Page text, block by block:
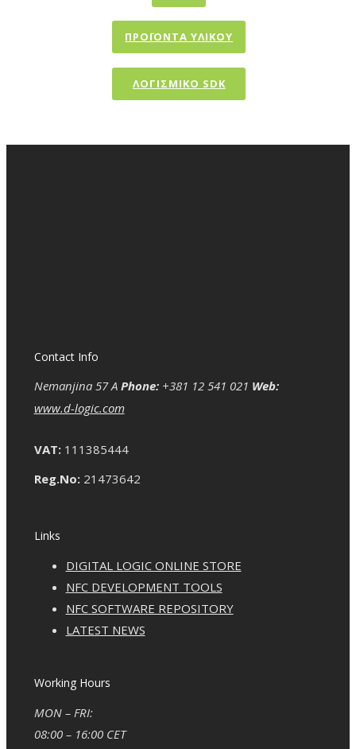
ΠΡΟΪΟΝΤΑ ΥΛΙΚΟΥ
ΛΟΓΙΣΜΙΚΟ SDK
Contact Info
Nemanjina 57 A Phone:+381 12 541 021 Web:
www.d-logic.com
VAT:111385444
Reg.No:21473642
Links
DIGITAL LOGIC ONLINE STORE
NFC DEVELOPMENT TOOLS
NFC SOFTWARE REPOSITORY
LATEST NEWS
Working Hours
MON – FRI:
08:00 – 16:00 CET